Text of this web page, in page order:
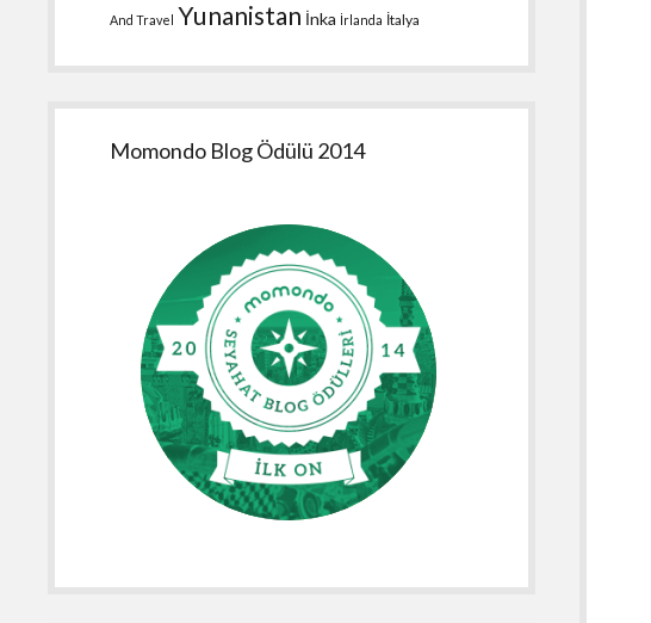
And Travel Yunanistan İnka İrlanda İtalya
Momondo Blog Ödülü 2014